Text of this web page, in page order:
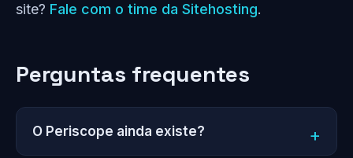
site? Fale com o time da Sitehosting.
Perguntas frequentes
O Periscope ainda existe?